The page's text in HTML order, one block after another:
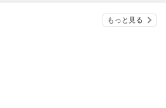
もっと見る